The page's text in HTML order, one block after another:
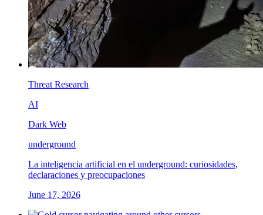
Threat Research
AI
Dark Web
underground
La inteligencia artificial en el underground: curiosidades,
declaraciones y preocupaciones
June 17, 2026